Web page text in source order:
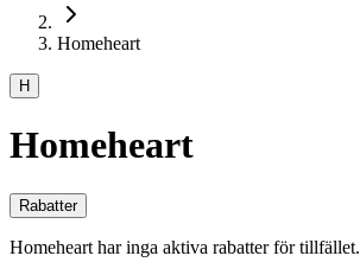
Homeheart
H
Homeheart
Rabatter
Homeheart har inga aktiva rabatter för tillfället.